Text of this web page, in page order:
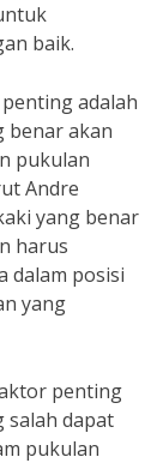
baik.
adalah
benar akan
pukulan
Andre
yang benar
harus
dalam posisi
yang
penting
salah dapat
pukulan